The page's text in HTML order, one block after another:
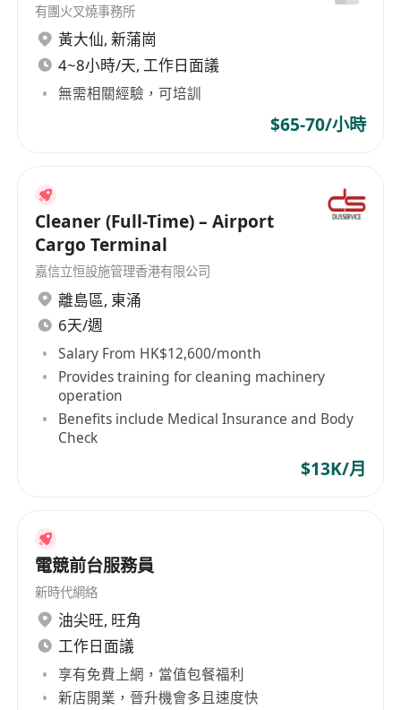
• 具備良好的溝通能力和客戶服務意識
福利
提供具競爭力的薪酬待遇
享有年假、病假及其他法定假期
提供完善的在職培訓及職業發展機會
定期舉辦員工活動，增強團隊凝聚力
一个月满230小时补贴1000Hk
有團火叉燒事務所
黃大仙, 新蒲崗
4~8小時/天, 工作日面議
無需相關經驗，可培訓
$65-70/小時
Cleaner (Full-Time) – Airport
Cargo Terminal
嘉信立恒設施管理香港有限公司
離島區, 東涌
6天/週
Salary From HK$12,600/month
Provides training for cleaning machinery
operation
Benefits include Medical Insurance and Body
Check
$13K/月
電競前台服務員
新時代網絡
油尖旺, 旺角
工作日面議
享有免費上網，當值包餐福利
新店開業，晉升機會多且速度快